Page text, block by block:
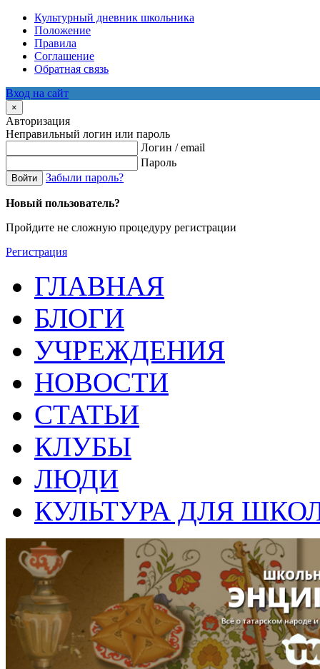
Культурный дневник школьника
Положение
Правила
Соглашение
Обратная связь
Вход на сайт
×
Авторизация
Неправильный логин или пароль
Логин / email
Пароль
Войти Забыли пароль?
Новый пользователь?
Пройдите не сложную процедуру регистрации
Регистрация
ГЛАВНАЯ
БЛОГИ
УЧРЕЖДЕНИЯ
НОВОСТИ
СТАТЬИ
КЛУБЫ
ЛЮДИ
КУЛЬТУРА ДЛЯ